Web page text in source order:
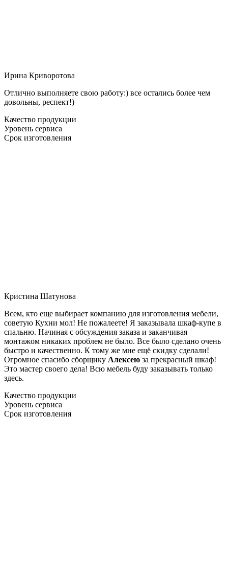
Ирина Криворотова
Отлично выполняете свою работу:) все остались более чем
довольны, респект!)
Качество продукции
Уровень сервиса
Срок изготовления
Кристина Шатунова
Всем, кто еще выбирает компанию для изготовления мебели,
советую Кухни мол! Не пожалеете! Я заказывала шкаф-купе в
спальню. Начиная с обсуждения заказа и заканчивая
монтажом никаких проблем не было. Все было сделано очень
быстро и качественно. К тому же мне ещё скидку сделали!
Огромное спасибо сборщику Алексею за прекрасный шкаф!
Это мастер своего дела! Всю мебель буду заказывать только
здесь.
Качество продукции
Уровень сервиса
Срок изготовления